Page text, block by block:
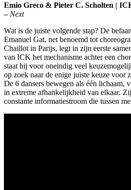
Emio Greco & Pieter C. Scholten |
–Next
Wat is de juiste volgende stap? De
Emanuel Gat, net benoemd tot
Chaillot in Parijs, legt in zijn eerste
van ICK het mechanisme achter een
staat hij voor oneindig veel
op zoek naar de enige juiste keuze voor
De 6 dansers bewegen als één lichaam,
in extreme afhankelijkheid van elkaar.
constante informatiestroom die tussen